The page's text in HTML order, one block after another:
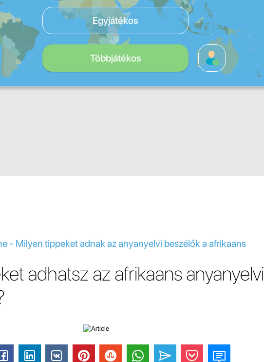
Egyjátékos
Többjátékos
- Milyen tippeket adnak az anyanyelvi beszélők a afrikaans
adhatsz az afrikaans anyanyelvi